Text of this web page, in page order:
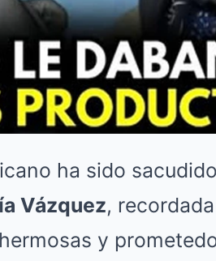
ha sido
Vázquez,
y